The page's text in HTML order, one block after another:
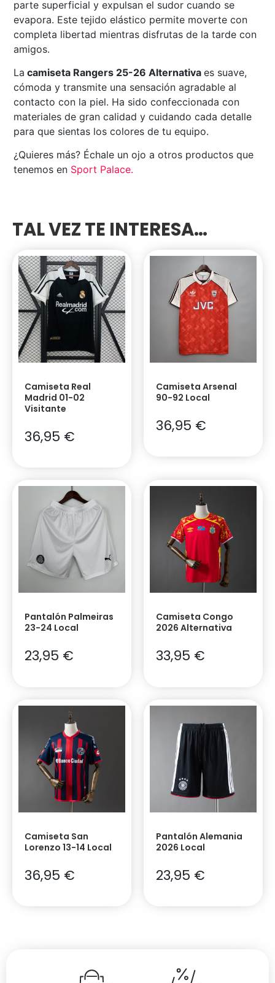
parte superficial y expulsan el sudor cuando se
evapora. Este tejido elástico permite moverte con
completa libertad mientras disfrutas de la tarde con
amigos.
La camiseta Rangers 25-26 Alternativa es suave,
cómoda y transmite una sensación agradable al
contacto con la piel. Ha sido confeccionada con
materiales de gran calidad y cuidando cada detalle
para que sientas los colores de tu equipo.
¿Quieres más? Échale un ojo a otros productos que
tenemos en Sport Palace.
TAL VEZ TE INTERESA…
Camiseta Real
Madrid 01-02
Visitante
36,95 €
Camiseta Arsenal
90-92 Local
36,95 €
Pantalón Palmeiras
23-24 Local
23,95 €
Camiseta Congo
2026 Alternativa
33,95 €
Camiseta San
Lorenzo 13-14 Local
36,95 €
Pantalón Alemania
2026 Local
23,95 €